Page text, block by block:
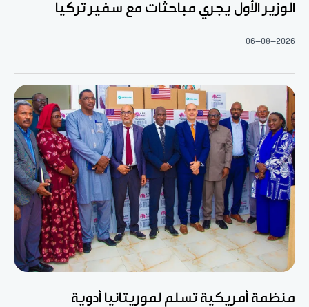
الوزير الأول يجري مباحثات مع سفير تركيا
06-08-2026
منظمة أمريكية تسلم لموريتانيا أدوية